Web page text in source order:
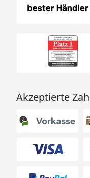
Akzeptierte